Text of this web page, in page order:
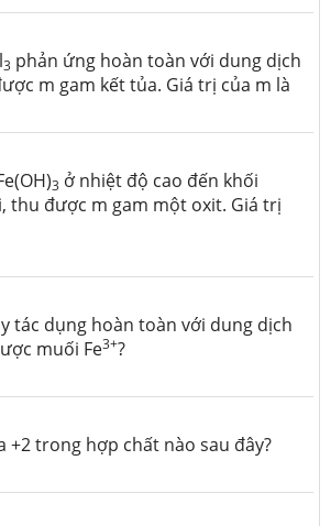
3 phản ứng hoàn toàn với dung dịch
m gam kết tủa. Giá trị của m là
3 ở nhiệt độ cao đến khối
thu được m gam một oxit. Giá trị
tác dụng hoàn toàn với dung dịch
muối Fe3+?
+2 trong hợp chất nào sau đây?